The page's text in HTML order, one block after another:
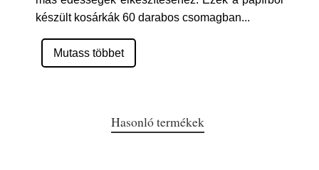
készült kosárkák 60 darabos csomagban...
Mutass többet
Hasonló termékek